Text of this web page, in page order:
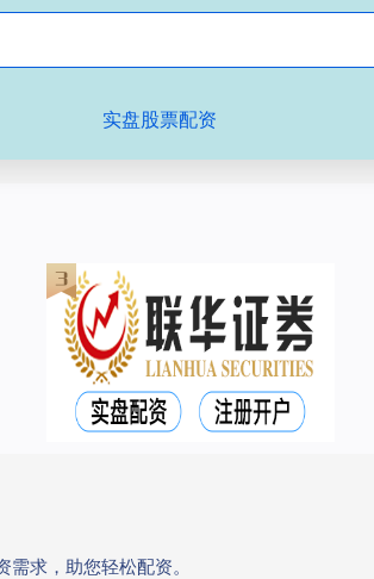
实盘股票配资
求，助您轻松配资。